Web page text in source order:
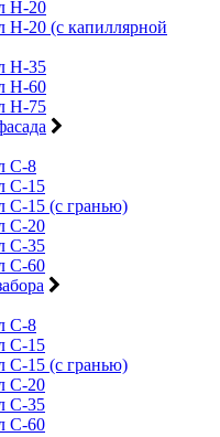
Н-20
Н-20 (с капиллярной
Н-35
Н-60
Н-75
С-8
С-15
С-15 (с гранью)
С-20
С-35
С-60
С-8
С-15
С-15 (с гранью)
С-20
С-35
С-60